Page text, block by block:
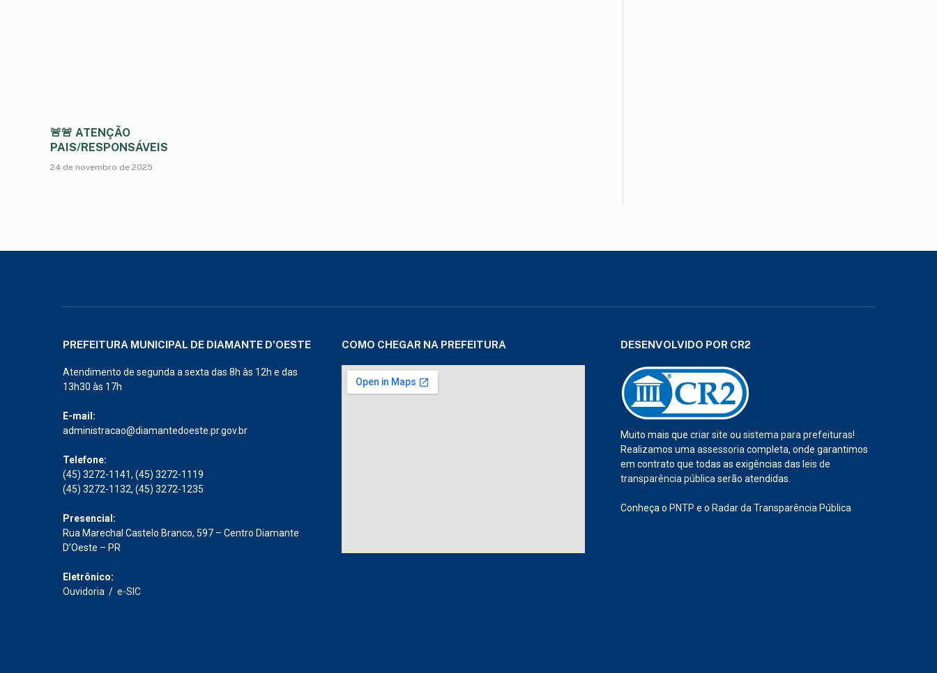
🚨🚨 ATENÇÃO
PAIS/RESPONSÁVEIS
24 de novembro de 2025
PREFEITURA MUNICIPAL DE DIAMANTE D'OESTE
Atendimento de segunda a sexta das 8h às 12h e das
13h30 às 17h
E-mail:
administracao@diamantedoeste.pr.gov.br
Telefone:
(45) 3272-1141, (45) 3272-1119
(45) 3272-1132, (45) 3272-1235
Presencial:
Rua Marechal Castelo Branco, 597 – Centro Diamante
D’Oeste – PR
Eletrônico:
Ouvidoria / e-SIC
COMO CHEGAR NA PREFEITURA DESENVOLVIDO POR CR2
Muito mais que criar site ou sistema para prefeituras!
Realizamos umaassessoriacompleta, onde garantimos
em contrato que todas as exigências das leis de
transparência públicaserão atendidas.
Conheça o PNTP e o Radar da Transparência Pública